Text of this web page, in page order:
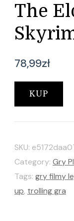
The
78,99zł
KUP
SKU:
Category: Gry
Tags: gry filmy
up, trolling gra